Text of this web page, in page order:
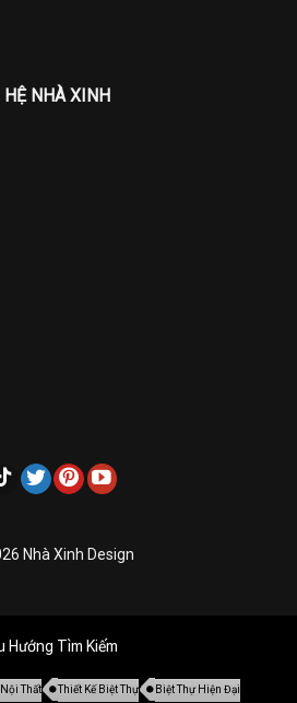
HỆ NHÀ XINH
Nhà Xinh Design
Hướng Tìm Kiếm
Thất Thiết Kế Biệt Thự Biệt Thự Hiện Đại